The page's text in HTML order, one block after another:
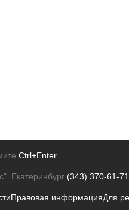
Ctrl+Enter
Екатеринбург (343) 370-61-71
Правовая информацияДля